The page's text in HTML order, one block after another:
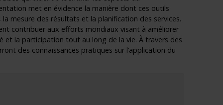
met en évidence la manière dont ces outils
mesure des résultats et la planification des services.
contribuer aux efforts mondiaux visant à améliorer
et la participation tout au long de la vie. À travers des
des connaissances pratiques sur l’application du